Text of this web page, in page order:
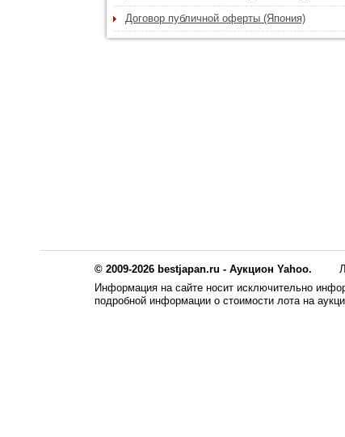
Договор публичной оферты (Япония)
© 2009-2026 bestjapan.ru - Аукцион Yahoo.
Информация на сайте носит исключительно
подробной информации о стоимости лота на